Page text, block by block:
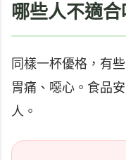
哪些人不適
同樣一杯優格，有
胃痛、噁心。食品
人。